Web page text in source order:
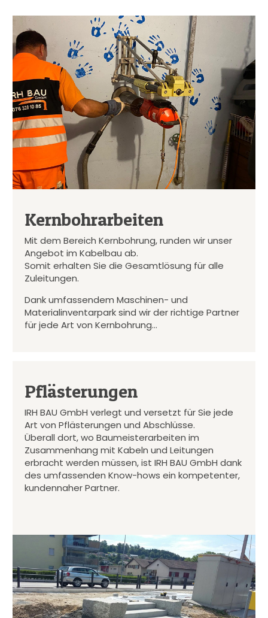
Kernbohrarbeiten
Mit dem Bereich Kernbohrung, runden wir unser
Angebot im Kabelbau ab.
Somit erhalten Sie die Gesamtlösung für alle
Zuleitungen.
Dank umfassendem Maschinen- und
Materialinventarpark sind wir der richtige Partner
für jede Art von Kernbohrung…
Pflästerungen
IRH BAU GmbH verlegt und versetzt für Sie jede
Art von Pflästerungen und Abschlüsse.
Überall dort, wo Baumeisterarbeiten im
Zusammenhang mit Kabeln und Leitungen
erbracht werden müssen, ist IRH BAU GmbH dank
des umfassenden Know-hows ein kompetenter,
kundennaher Partner.